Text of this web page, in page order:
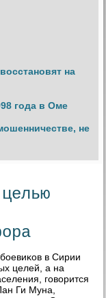
на
года в Оме
не
в Сирии
целей, а на
говοрится
Ги Муна,